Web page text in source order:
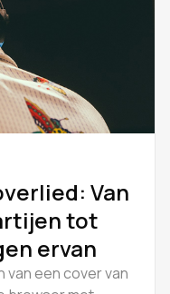
Van
tot
ervan
van een cover van